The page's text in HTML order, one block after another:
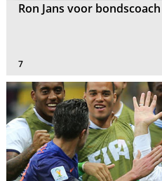
Ron Jans voor bondscoach
7